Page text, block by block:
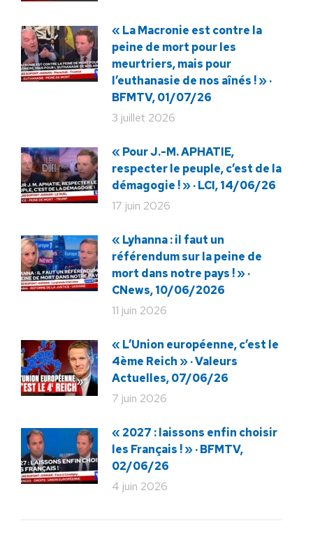
« La Macronie est contre la
peine de mort pour les
meurtriers, mais pour
l’euthanasie de nos aînés ! » ·
BFMTV, 01/07/26
3 juillet 2026
« Pour J.-M. APHATIE,
respecter le peuple, c’est de la
démagogie ! » · LCI, 14/06/26
17 juin 2026
« Lyhanna : il faut un
référendum sur la peine de
mort dans notre pays ! » ·
CNews, 10/06/2026
11 juin 2026
« L’Union européenne, c’est le
4ème Reich » · Valeurs
Actuelles, 07/06/26
7 juin 2026
« 2027 : laissons enfin choisir
les Français ! » · BFMTV,
02/06/26
4 juin 2026